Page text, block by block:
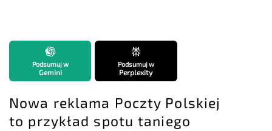
Podsumuj w
Gemini
Podsumuj w
Perplexity
Nowa reklama Poczty Polskiej
to przykład spotu taniego